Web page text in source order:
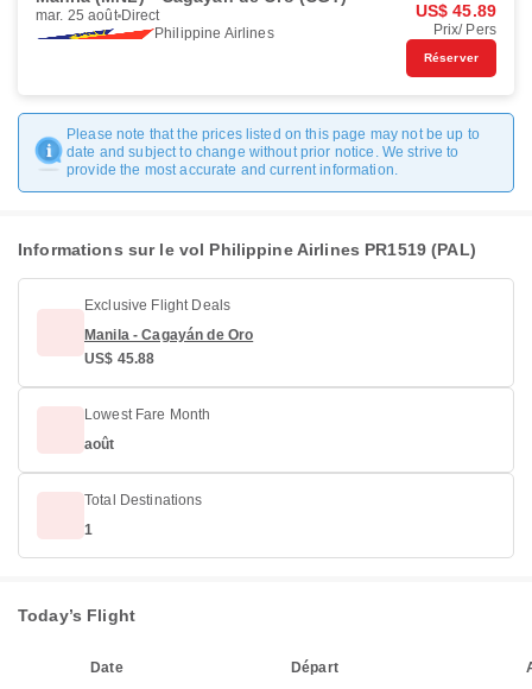
mar. 25 août Direct
Philippine Airlines
US$ 45.89
Prix/ Pers
Réserver
Please note that the prices listed on this page may not be up to
date and subject to change without prior notice. We strive to
provide the most accurate and current information.
Informations sur le vol Philippine Airlines PR1519 (PAL)
Exclusive Flight Deals
Manila - Cagayán de Oro
US$ 45.88
Lowest Fare Month
août
Total Destinations
1
Today’s Flight
Date Départ